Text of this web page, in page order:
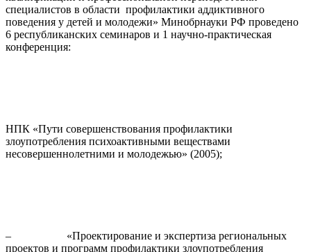
специалистов в области профилактики аддиктивного
поведения у детей и молодежи» Минобрнауки РФ проведено
6 республиканских семинаров и 1 научно-практическая
конференция:
НПК «Пути совершенствования профилактики
злоупотребления психоактивными веществами
несовершеннолетними и молодежью» (2005);
– «Проектирование и экспертиза региональных
проектов и программ профилактики злоупотребления